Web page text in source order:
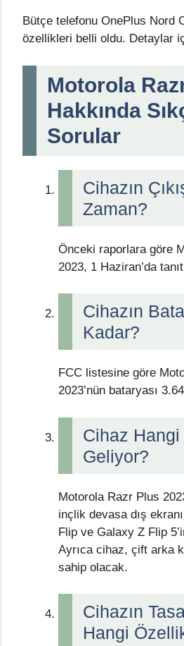
Bütçe telefonu OnePlus Nord
özellikleri belli oldu. Detaylar
Motorola
Hakkında
Sorular
Cihazın
Zaman?
Önceki raporlara göre
2023, 1 Haziran’da
Cihazın
Kadar?
FCC listesine göre
2023’nün bataryası
Cihaz
Geliyor?
Motorola Razr Plus
inçlik devasa dış
Flip ve Galaxy Z Flip
Ayrıca cihaz, çift arka
sahip olacak.
Cihazın
Hangi